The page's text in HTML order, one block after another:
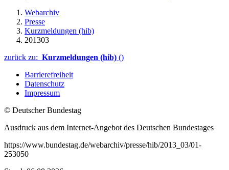
Webarchiv
Presse
Kurzmeldungen (hib)
201303
zurück zu: Kurzmeldungen (hib) ()
Barrierefreiheit
Datenschutz
Impressum
© Deutscher Bundestag
Ausdruck aus dem Internet-Angebot des Deutschen Bundestages
https://www.bundestag.de/webarchiv/presse/hib/2013_03/01-
253050